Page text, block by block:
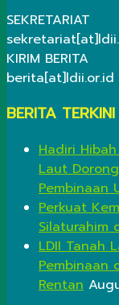
SEKRETARIAT
KIRIM BERITA
berita[at]ldii.or.id
BERITA TERKINI
Hadiri
Laut
Pembinaan
Perkuat
Silaturahim
LDII Tanah
Pembinaan
Rentan